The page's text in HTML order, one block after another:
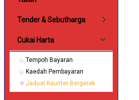
Tender & Sebutharga
Cukai Harta
Tempoh Bayaran
Kaedah Pembayaran
Jadual Kaunter Bergerak